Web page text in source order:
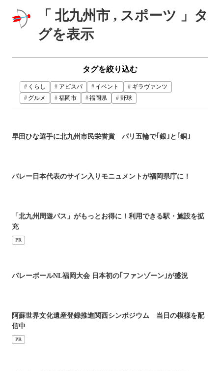
「 北九州市 , スポーツ 」タ
グを表示
タグを絞り込む
くらし アビスパ イベント
ギラヴァンツ
グルメ
福岡市 福岡県 野球
早田ひな選手に北九州市民栄誉賞 パリ五輪で｢銀｣と｢銅｣
バレー日本代表のサイン入りモニュメントが福岡県庁に！
「北九州周遊パス」がもっとお得に！利用できる駅・施設を拡
充
PR
バレーボールNL福岡大会 日本初の｢ファンゾーン｣が盛況
阿蘇世界文化遺産登録推進関西シンポジウム 当日の模様を配
信中
PR